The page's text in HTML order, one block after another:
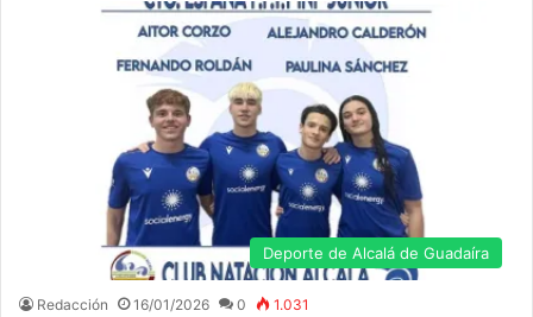
Deporte de Alcalá de Guadaíra
Redacción 16/01/2026 0 1.031